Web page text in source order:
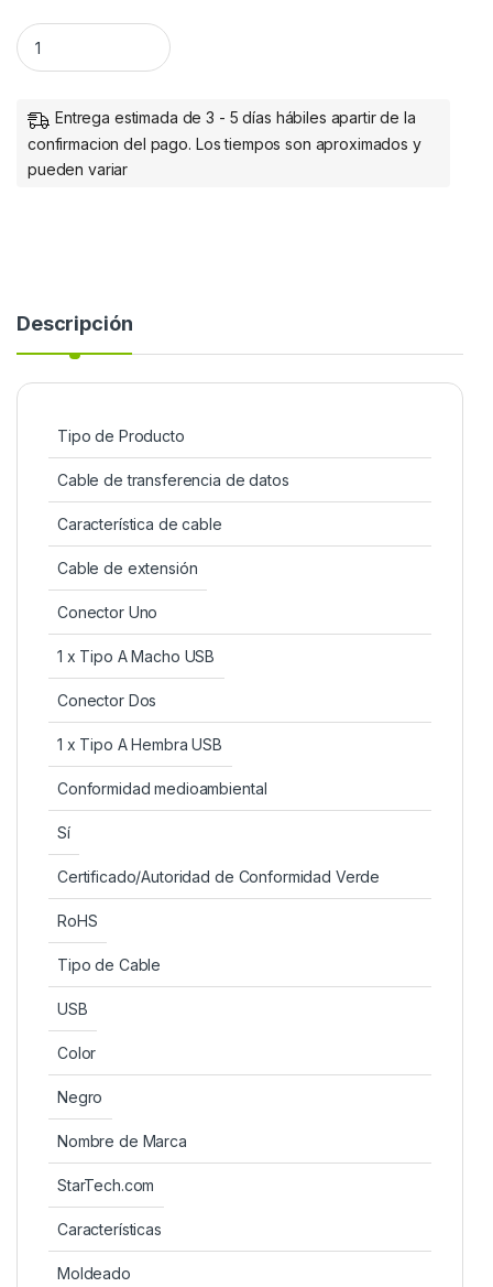
StarTech.com Cable de Extensión USB 2.0 A Macho - USB A
Entrega estimada de 3 - 5 días hábiles apartir de la
confirmacion del pago. Los tiempos son aproximados y
pueden variar
Descripción
Tipo de Producto
Cable de transferencia de datos
Característica de cable
Cable de extensión
Conector Uno
1 x Tipo A Macho USB
Conector Dos
1 x Tipo A Hembra USB
Conformidad medioambiental
Sí
Certificado/Autoridad de Conformidad Verde
RoHS
Tipo de Cable
USB
Color
Negro
Nombre de Marca
StarTech.com
Características
Moldeado